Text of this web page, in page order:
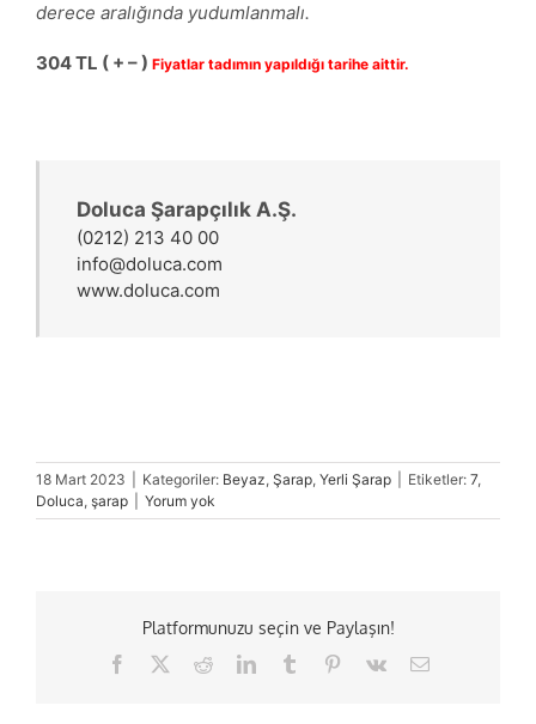
derece aralığında yudumlanmalı.
304TL ( + – ) Fiyatlar tadımın yapıldığı tarihe aittir.
Doluca Şarapçılık A.Ş.
(0212) 213 40 00
info@doluca.com
www.doluca.com
18 Mart 2023 Kategoriler: Beyaz, Şarap, Yerli Şarap Etiketler: 7,
Doluca, şarap Yorum yok
Platformunuzu seçin ve Paylaşın!
Facebook RedditLinkedInTumblr Pinterest
Vk
E-